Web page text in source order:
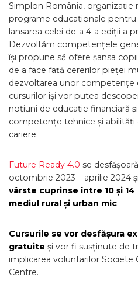
Simplon România,
programe educaționale pentru
lansarea celei de-a 4-a ediții a
Dezvoltăm competențele
își propune să ofere șansa
de a face față cererilor pieței
dezvoltarea unor competențe
cursurilor își vor putea
noțiuni de educație financiară
competențe tehnice și abilități
cariere.
Future Ready 4.0 se
octombrie 2023 – aprilie 2024 și
vârste cuprinse între 10 și
mediul rural și urban mic.
Cursurile se vor desfășura
gratuite și vor fi susținute de
implicarea voluntarilor Societe
Centre.